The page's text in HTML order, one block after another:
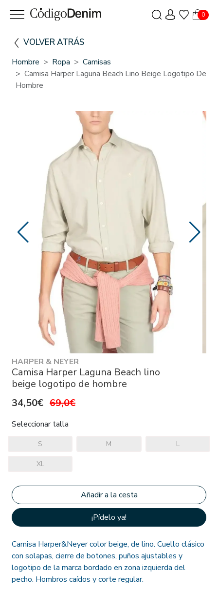
0
VOLVER ATRÁS
Hombre Ropa
Camisas
Camisa Harper Laguna Beach Lino Beige Logotipo De
Hombre
HARPER & NEYER
Camisa Harper Laguna Beach lino
beige logotipo de hombre
34,50€ 69,0€
Seleccionar talla
S M L
XL
¡Pídelo ya!
Camisa Harper&Neyer color beige, de lino. Cuello clásico
con solapas, cierre de botones, puños ajustables y
logotipo de la marca bordado en zona izquierda del
pecho. Hombros caídos y corte regular.